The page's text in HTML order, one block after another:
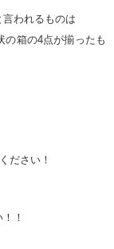
われるものは
の4点が揃ったも
ださい！
！